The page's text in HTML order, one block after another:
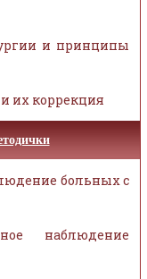
и принципы
их коррекция
больных с
наблюдение